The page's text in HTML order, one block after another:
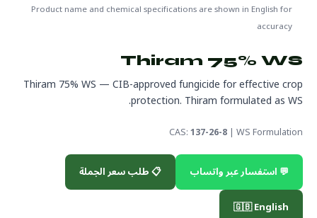
Product name and chemical specifications are shown in English for
accuracy
Thiram 75% WS
Thiram 75% WS — CIB-approved fungicide for effective crop
protection. Thiram formulated as WS.
CAS:137-26-8 | WS Formulation
💬 استفسار عبر واتساب
📋 طلب سعر الجملة
🇬🇧 English